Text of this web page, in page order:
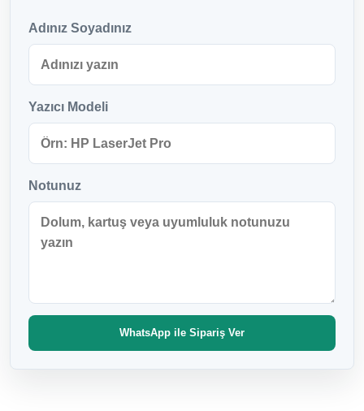
Adınız Soyadınız
Yazıcı Modeli
Notunuz
WhatsApp ile Sipariş Ver